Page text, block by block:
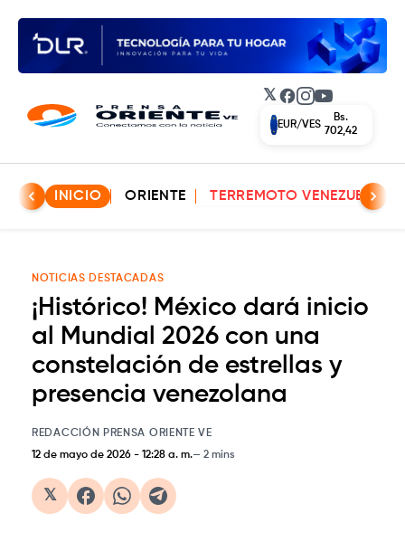
𝕏 Facebook
Instagram
YouTube
EUR/VES
Bs.
702,42
INICIO ORIENTE TERREMOTO VENEZUELA
NOTICIAS DESTACADAS
¡Histórico! México dará inicio
al Mundial 2026 con una
constelación de estrellas y
presencia venezolana
REDACCIÓN PRENSA ORIENTE VE
12 de mayo de 2026 - 12:28 a. m. 2 mins
𝕏